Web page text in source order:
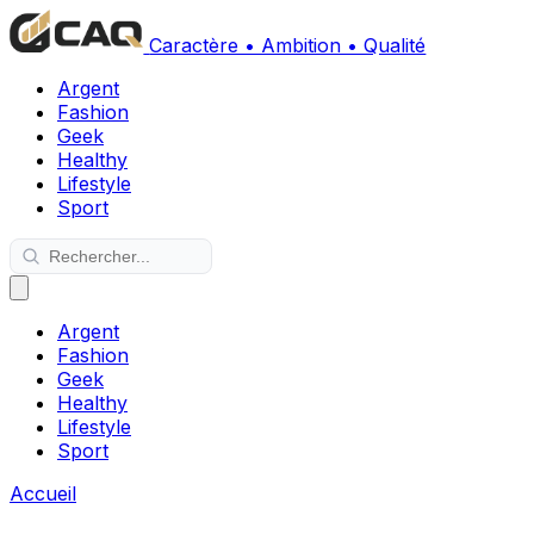
Caractère • Ambition • Qualité
Argent
Fashion
Geek
Healthy
Lifestyle
Sport
Argent
Fashion
Geek
Healthy
Lifestyle
Sport
Accueil